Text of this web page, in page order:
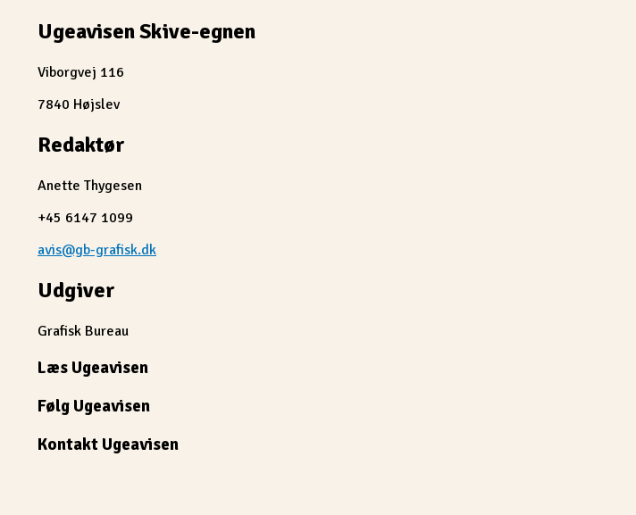
Ugeavisen Skive-egnen
Viborgvej 116
7840 Højslev
Redaktør
Anette Thygesen
+45 6147 1099
avis@gb-grafisk.dk
Udgiver
Grafisk Bureau
Læs Ugeavisen
Følg Ugeavisen
Kontakt Ugeavisen